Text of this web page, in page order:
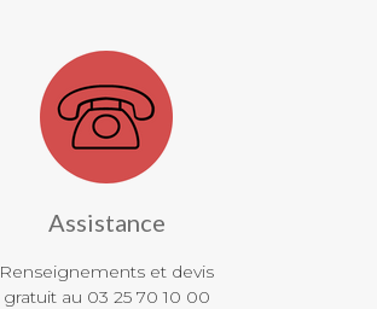
Assistance
Renseignements et devis
gratuit au 03 25 70 10 00